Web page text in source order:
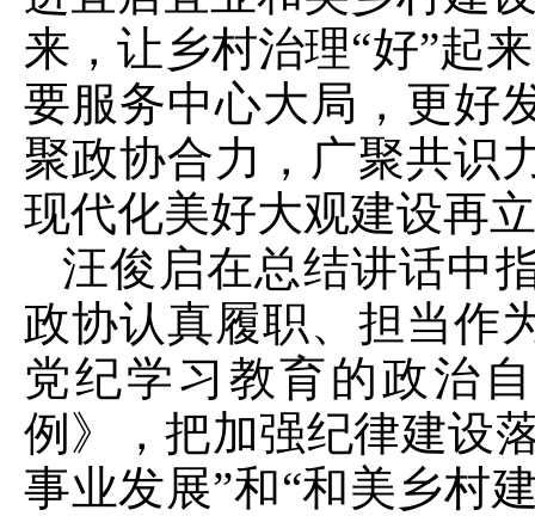
来，让乡村治理“好”起
要服务中心大局，更好
聚政协合力，广聚共识
现代化美好大观建设再
汪俊启在总结讲话中
政协认真履职、担当作
党纪学习教育的政治
例》，把加强纪律建设
事业发展”和“和美乡村